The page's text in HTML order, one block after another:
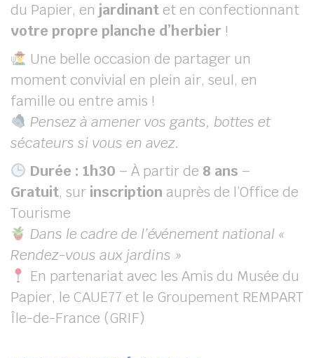
du Papier, en jardinantet en confectionnant
votre propre planche d’herbier !
Une belle occasion de partager un
moment convivial en plein air, seul, en
famille ou entre amis !
Pensez à amener vos gants, bottes et
sécateurs si vous en avez.
Durée : 1h30 – À partir de 8 ans –
Gratuit, sur inscription auprès de l’Office de
Tourisme
Dans le cadre de l’événement national «
Rendez-vous aux jardins »
En partenariat avec les Amis du Musée du
Papier, le CAUE77 et le Groupement REMPART
Île-de-France (GRIF)